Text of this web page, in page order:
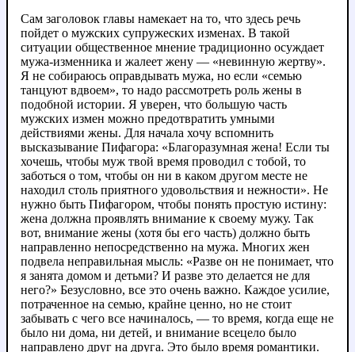
Сам заголовок главы намекает на то, что здесь речь
пойдет о мужских супружеских изменах. В такой
ситуации общественное мнение традиционно осуждает
мужа-изменника и жалеет жену — «невинную жертву».
Я не собираюсь оправдывать мужа, но если «семью
танцуют вдвоем», то надо рассмотреть роль жены в
подобной истории. Я уверен, что большую часть
мужских измен можно предотвратить умными
действиями жены. Для начала хочу вспомнить
высказывание Пифагора: «Благоразумная жена! Если ты
хочешь, чтобы муж твой время проводил с тобой, то
заботься о том, чтобы он ни в каком другом месте не
находил столь приятного удовольствия и нежности». Не
нужно быть Пифагором, чтобы понять простую истину:
жена должна проявлять внимание к своему мужу. Так
вот, внимание жены (хотя бы его часть) должно быть
направленно непосредственно на мужа. Многих жен
подвела неправильная мысль: «Разве он не понимает, что
я занята домом и детьми? И разве это делается не для
него?» Безусловно, все это очень важно. Каждое усилие,
потраченное на семью, крайне ценно, но не стоит
забывать с чего все начиналось, — то время, когда еще не
было ни дома, ни детей, и внимание всецело было
направлено друг на друга. Это было время романтики.